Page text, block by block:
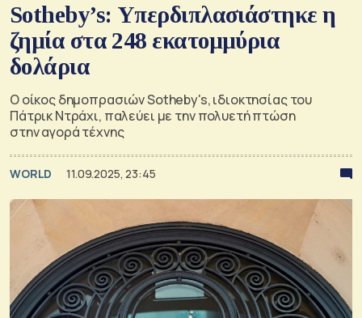
Sotheby’s: Υπερδιπλασιάστηκε η
ζημία στα 248 εκατομμύρια
δολάρια
Ο οίκος δημοπρασιών Sotheby's, ιδιοκτησίας του
Πάτρικ Ντράχι, παλεύει με την πολυετή πτώση
στην αγορά τέχνης
WORLD 11.09.2025, 23:45